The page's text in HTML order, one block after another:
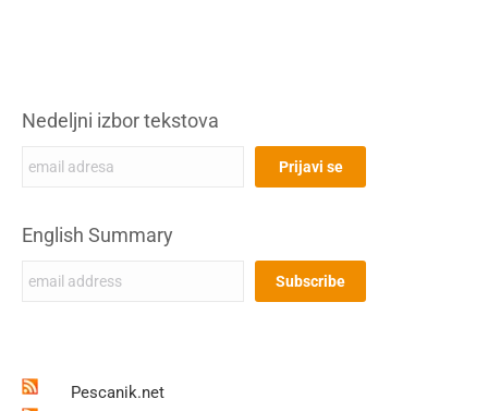
Nedeljni izbor tekstova
English Summary
Pescanik.net